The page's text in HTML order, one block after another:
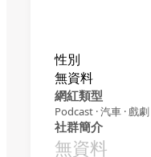
性別
無資料
網紅類型
Podcast · 汽車 · 戲
社群簡介
無資料